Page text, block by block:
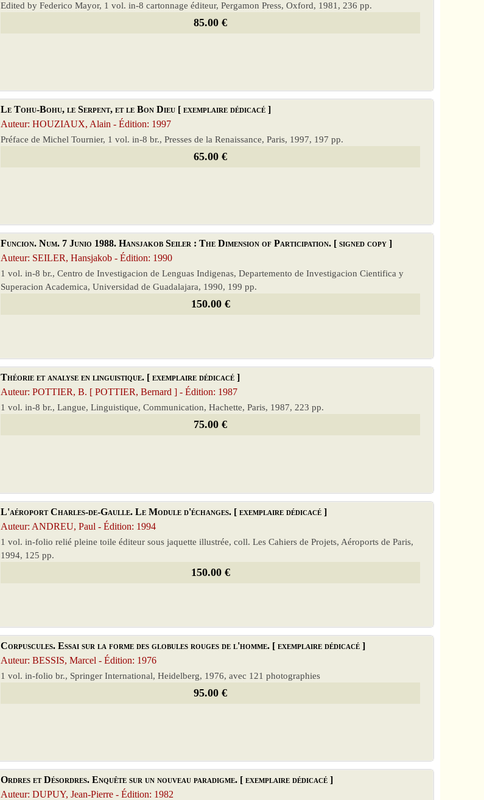
Edited by Federico Mayor, 1 vol. in-8 cartonnage éditeur, Pergamon Press, Oxford, 1981, 236 pp.
85.00 €
Le Tohu-Bohu, le Serpent, et le Bon Dieu [ exemplaire dédicacé ]
Auteur: HOUZIAUX, Alain - Édition: 1997
Préface de Michel Tournier, 1 vol. in-8 br., Presses de la Renaissance, Paris, 1997, 197 pp.
65.00 €
Funcion. Num. 7 Junio 1988. Hansjakob Seiler : The Dimension of Participation. [ signed copy ]
Auteur: SEILER, Hansjakob - Édition: 1990
1 vol. in-8 br., Centro de Investigacion de Lenguas Indigenas, Departemento de Investigacion Cientifica y
Superacion Academica, Universidad de Guadalajara, 1990, 199 pp.
150.00 €
Théorie et analyse en linguistique. [ exemplaire dédicacé ]
Auteur: POTTIER, B. [ POTTIER, Bernard ] - Édition: 1987
1 vol. in-8 br., Langue, Linguistique, Communication, Hachette, Paris, 1987, 223 pp.
75.00 €
L'aéroport Charles-de-Gaulle. Le Module d'échanges. [ exemplaire dédicacé ]
Auteur: ANDREU, Paul - Édition: 1994
1 vol. in-folio relié pleine toile éditeur sous jaquette illustrée, coll. Les Cahiers de Projets, Aéroports de Paris,
1994, 125 pp.
150.00 €
Corpuscules. Essai sur la forme des globules rouges de l'homme. [ exemplaire dédicacé ]
Auteur: BESSIS, Marcel - Édition: 1976
1 vol. in-folio br., Springer International, Heidelberg, 1976, avec 121 photographies
95.00 €
Ordres et Désordres. Enquête sur un nouveau paradigme. [ exemplaire dédicacé ]
Auteur: DUPUY, Jean-Pierre - Édition: 1982